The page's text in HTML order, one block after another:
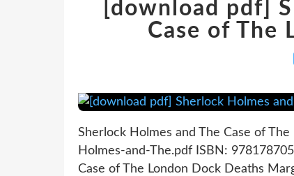
[download pdf]
Case of The
Sherlock Holmes and The Case of
Holmes-and-The.pdf ISBN:
Case of The London Dock Deaths